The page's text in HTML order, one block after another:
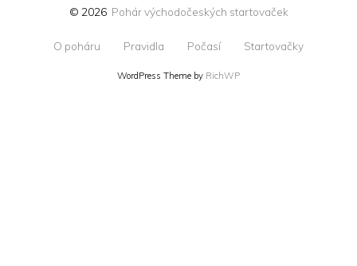
© 2026 Pohár východočeských startovaček
O poháru Pravidla Počasí Startovačky
WordPress Theme by RichWP